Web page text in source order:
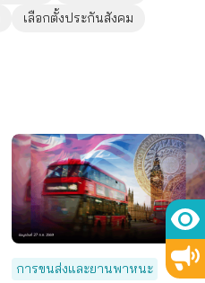
เลือกตั้งประกันสังคม
การขนส่งและยานพาหนะ